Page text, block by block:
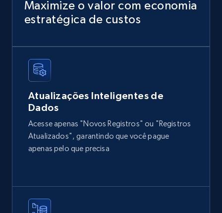
Title, Seller name, Brand, Description, Initial
price, Currency, Availability, Reviews count, and
more.
eCommerce
2.1K+
Home Depot US
URL, Domain, Country code, Model number,
Maximize o valor com economia
estratégica de custos
Atualizações Inteligentes de
Dados
Acesse apenas "Novos Registros" ou "Registros
Atualizados", garantindo que você pague
apenas pelo que precisa